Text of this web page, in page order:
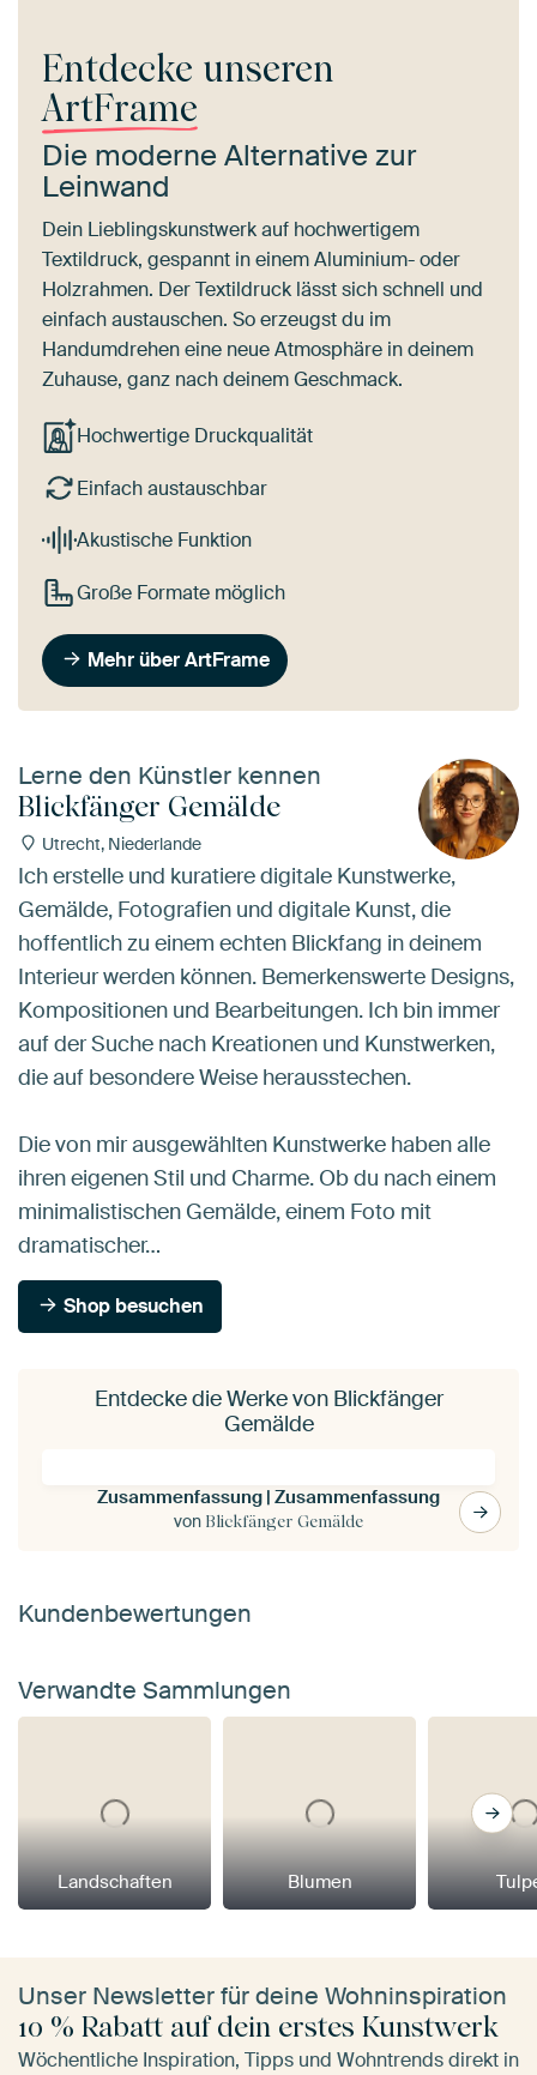
Entdecke unseren
ArtFrame
Die moderne Alternative zur
Leinwand
Dein Lieblingskunstwerk auf hochwertigem
Textildruck, gespannt in einem Aluminium- oder
Holzrahmen. Der Textildruck lässt sich schnell und
einfach austauschen. So erzeugst du im
Handumdrehen eine neue Atmosphäre in deinem
Zuhause, ganz nach deinem Geschmack.
Hochwertige Druckqualität
Einfach austauschbar
Akustische Funktion
Große Formate möglich
Mehr über ArtFrame
Lerne den Künstler kennen
Blickfänger Gemälde
Utrecht, Niederlande
Ich erstelle und kuratiere digitale Kunstwerke,
Gemälde, Fotografien und digitale Kunst, die
hoffentlich zu einem echten Blickfang in deinem
Interieur werden können. Bemerkenswerte Designs,
Kompositionen und Bearbeitungen. Ich bin immer
auf der Suche nach Kreationen und Kunstwerken,
die auf besondere Weise herausstechen.
Die von mir ausgewählten Kunstwerke haben alle
ihren eigenen Stil und Charme. Ob du nach einem
minimalistischen Gemälde, einem Foto mit
dramatischer…
Shop besuchen
Entdecke die Werke von Blickfänger
Gemälde
Zusammenfassung | Zusammenfassung
von Blickfänger Gemälde
Kundenbewertungen
Verwandte Sammlungen
Landschaften Blumen
Unser Newsletter für deine Wohninspiration
10 % Rabatt auf dein erstes Kunstwerk
Wöchentliche Inspiration, Tipps und Wohntrends direkt in